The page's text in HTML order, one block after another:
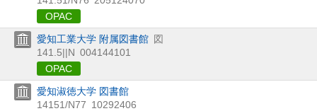
OPAC
愛知工業大学 附属図書館 図
141.5||N 004144101
OPAC
愛知淑徳大学 図書館
14151/N77 10292406